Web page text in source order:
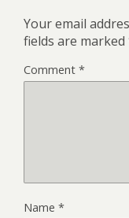
Your email
fields are marked
Comment *
Name *